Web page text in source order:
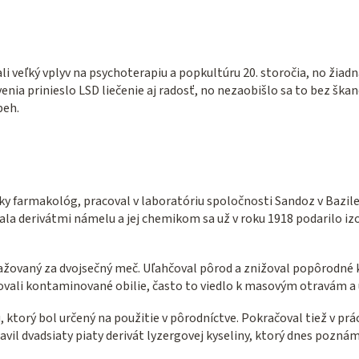
veľký vplyv na psychoterapiu a popkultúru 20. storočia, no
prinieslo LSD liečenie aj radosť, no nezaobišlo sa to bez
farmakológ, pracoval v laboratóriu spoločnosti Sandoz v
derivátmi námelu a jej chemikom sa už v roku 1918 podarilo
za dvojsečný meč. Uľahčoval pôrod a znižoval
kontaminované obilie, často to viedlo k masovým otravám
bol určený na použitie v pôrodníctve. Pokračoval tiež v
dvadsiaty piaty derivát lyzergovej kyseliny, ktorý dnes